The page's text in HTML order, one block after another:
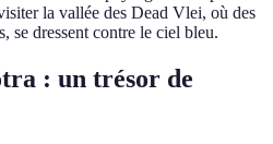
la vallée des Dead Vlei, où des
se dressent contre le ciel bleu.
: un trésor de